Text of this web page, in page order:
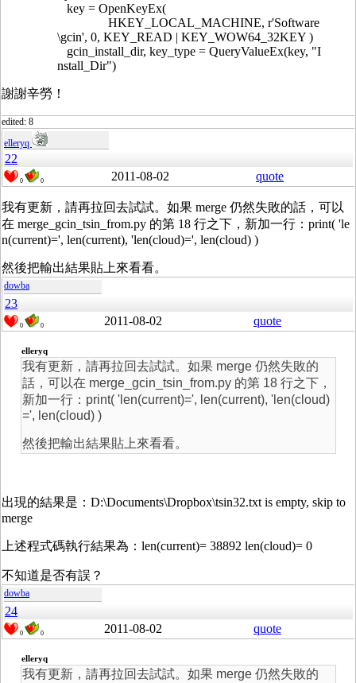
key = OpenKeyEx(
HKEY_LOCAL_MACHINE, r'Software
\gcin', 0, KEY_READ | KEY_WOW64_32KEY )
gcin_install_dir, key_type = QueryValueEx(key, "I
nstall_Dir")
謝謝辛勞！
edited: 8
elleryq
22
0 0 2011-08-02 quote
我有更新，請再拉回去試試。如果 merge 仍然失敗的話，可以
在 merge_gcin_tsin_from.py 的第 18 行之下，新加一行：print( 'le
n(current)=', len(current), 'len(cloud)=', len(cloud) )
然後把輸出結果貼上來看看。
dowba
23
0 0 2011-08-02 quote
elleryq
我有更新，請再拉回去試試。如果 merge 仍然失敗的
話，可以在 merge_gcin_tsin_from.py 的第 18 行之下，
新加一行：print( 'len(current)=', len(current), 'len(cloud)
=', len(cloud) )
然後把輸出結果貼上來看看。
出現的結果是：D:\Documents\Dropbox\tsin32.txt is empty, skip to
merge
上述程式碼執行結果為：len(current)= 38892 len(cloud)= 0
不知道是否有誤？
dowba
24
0 0 2011-08-02 quote
elleryq
我有更新，請再拉回去試試。如果 merge 仍然失敗的